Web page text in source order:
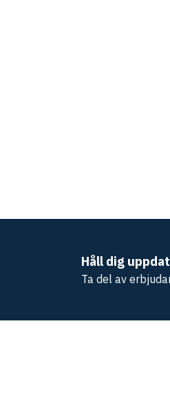
Håll dig
Ta del av